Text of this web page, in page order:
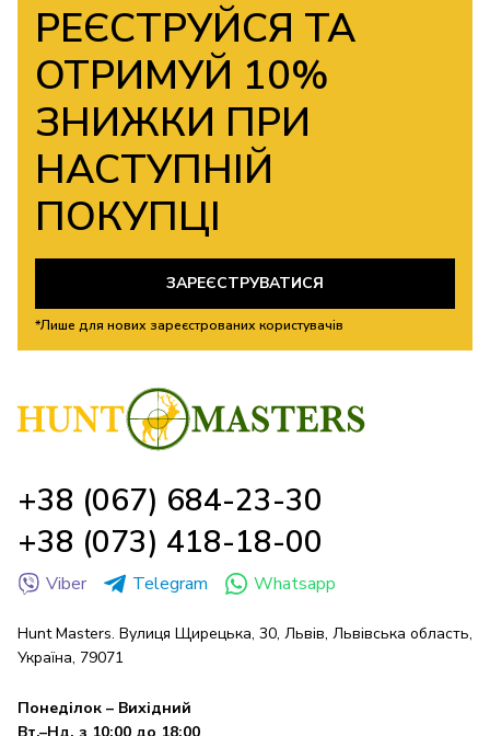
РЕЄСТРУЙСЯ ТА
ОТРИМУЙ 10%
ЗНИЖКИ ПРИ
НАСТУПНІЙ
ПОКУПЦІ
ЗАРЕЄСТРУВАТИСЯ
*Лише для нових зареєстрованих користувачів
+38 (067) 684-23-30
+38 (073) 418-18-00
Viber Telegram Whatsapp
Hunt Masters. Вулиця Щирецька, 30, Львів, Львівська область,
Україна, 79071
Понеділок – Вихідний